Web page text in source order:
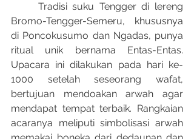
Bromo-Tengger-Semeru, khususnya
di Poncokusumo dan Ngadas, punya
ritual unik bernama Entas-Entas﻿.
Upacara ini dilakukan pada hari ke-
1000 setelah seseorang wafat,
bertujuan mendoakan arwah agar
mendapat tempat terbaik. Rangkaian
acaranya meliputi simbolisasi arwah